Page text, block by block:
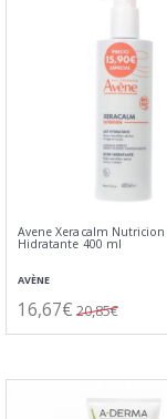
Avene Xeracalm Nutricion
Hidratante 400 ml
AVÈNE
16,67€ 20,85€